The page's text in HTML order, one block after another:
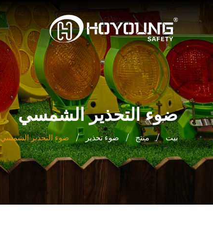
ضوء التحذير الشمسي
بيت / منتج / ضوء تحذير / ضوء التحذير الشمسي